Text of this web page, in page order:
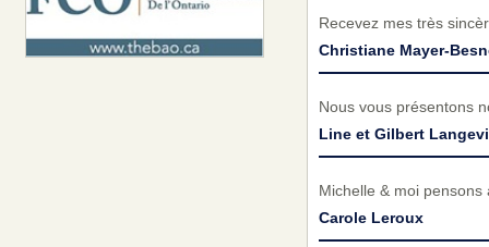
Recevez mes très
Christiane Mayer-
Nous vous présentons
Line et Gilbert
Michelle & moi
Carole Leroux